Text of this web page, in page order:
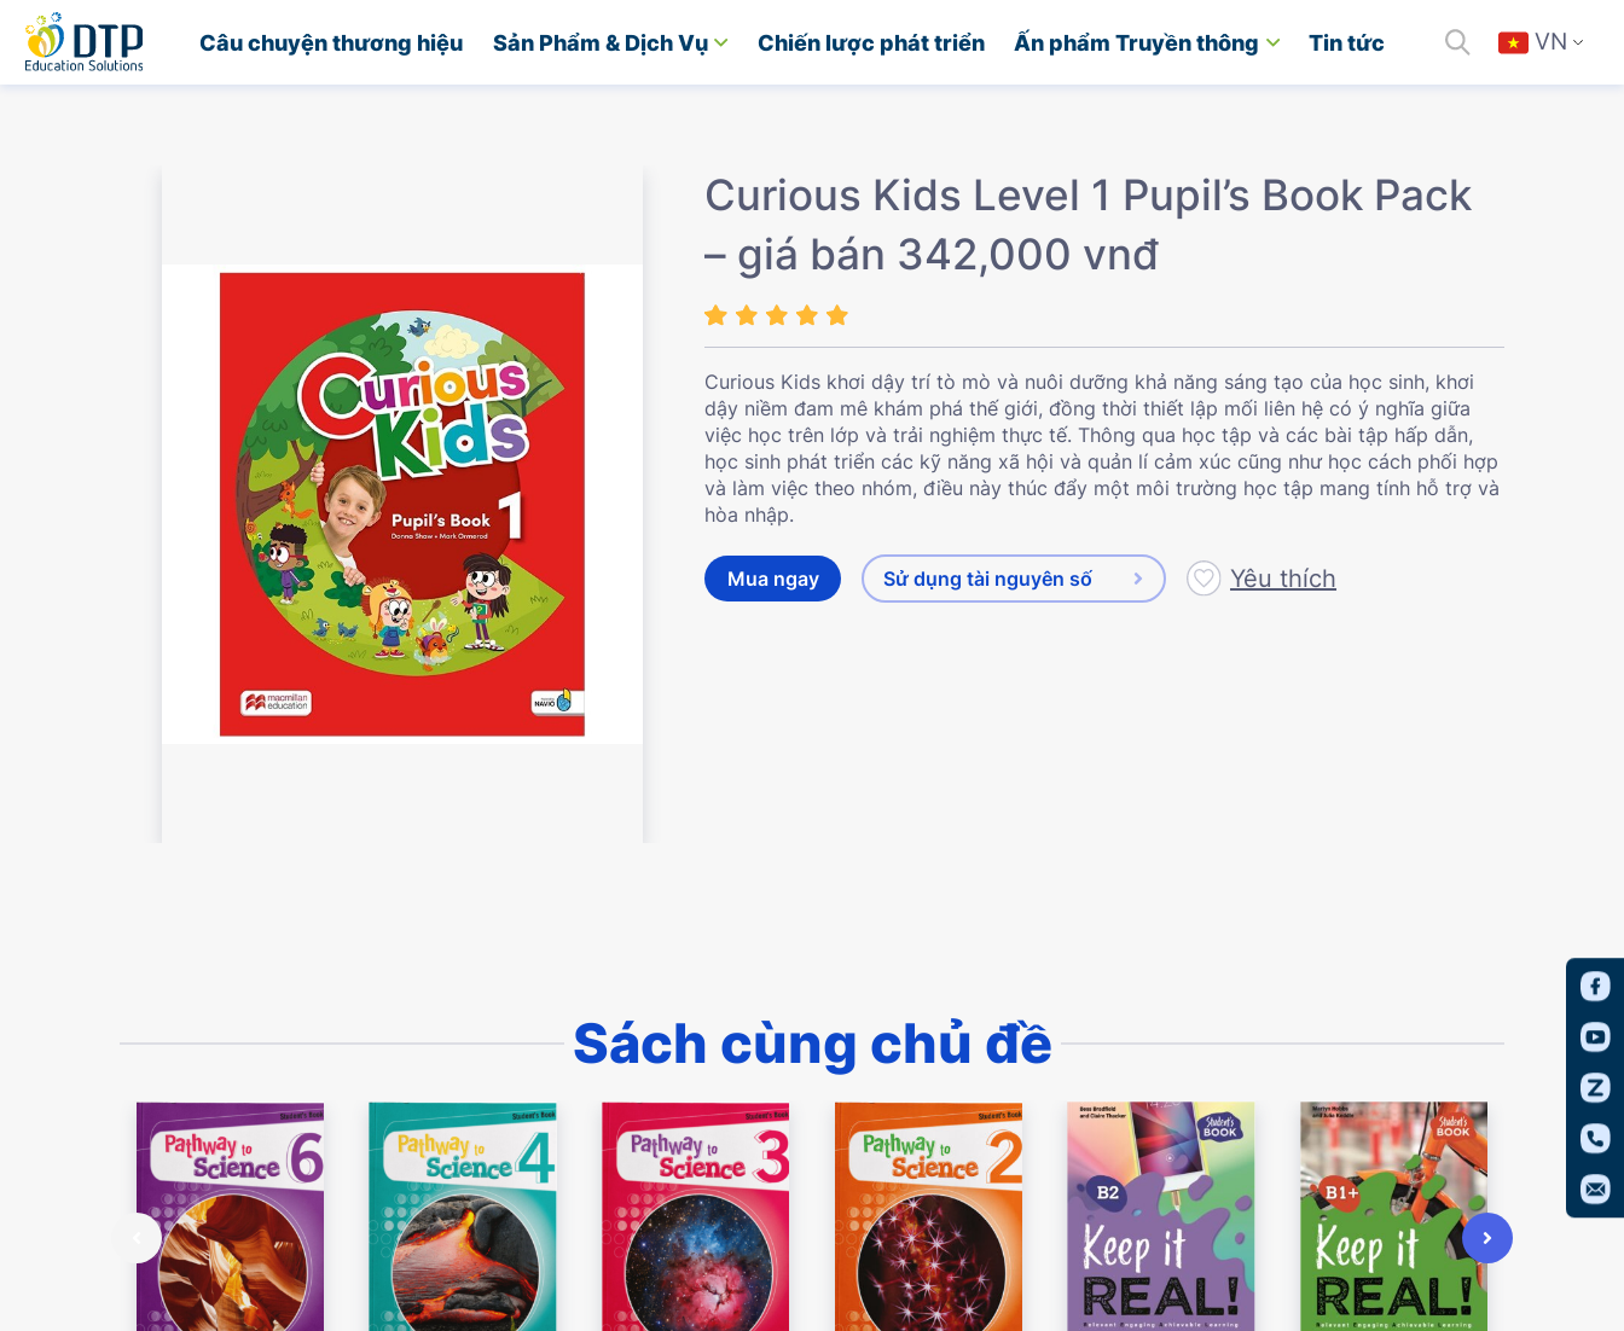
Câu chuyện thương hiệu Sản Phẩm & Dịch Vụ Chiến lược phát triển Ấn phẩm Truyền thông Tin tức VN
Trang chủ
Curious Kids Level 1 Pupil’s Book Pack
– giá bán 342,000 vnđ
Curious Kids khơi dậy trí tò mò và nuôi dưỡng khả năng sáng tạo của học sinh, khơi
dậy niềm đam mê khám phá thế giới, đồng thời thiết lập mối liên hệ có ý nghĩa giữa
việc học trên lớp và trải nghiệm thực tế. Thông qua học tập và các bài tập hấp dẫn,
học sinh phát triển các kỹ năng xã hội và quản lí cảm xúc cũng như học cách phối hợp
và làm việc theo nhóm, điều này thúc đẩy một môi trường học tập mang tính hỗ trợ và
hòa nhập.
Mua ngay Sử dụng tài nguyên số Yêu thích
Sách cùng chủ đề